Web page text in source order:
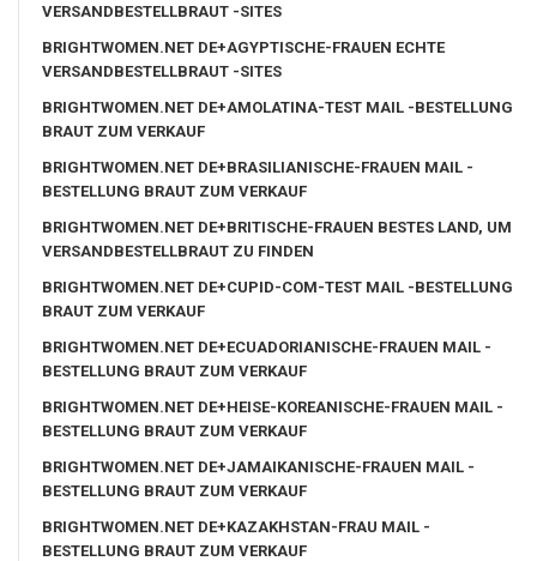
VERSANDBESTELLBRAUT -SITES
BRIGHTWOMEN.NET DE+AGYPTISCHE-FRAUEN ECHTE
VERSANDBESTELLBRAUT -SITES
BRIGHTWOMEN.NET DE+AMOLATINA-TEST MAIL -BESTELLUNG
BRAUT ZUM VERKAUF
BRIGHTWOMEN.NET DE+BRASILIANISCHE-FRAUEN MAIL -
BESTELLUNG BRAUT ZUM VERKAUF
BRIGHTWOMEN.NET DE+BRITISCHE-FRAUEN BESTES LAND, UM
VERSANDBESTELLBRAUT ZU FINDEN
BRIGHTWOMEN.NET DE+CUPID-COM-TEST MAIL -BESTELLUNG
BRAUT ZUM VERKAUF
BRIGHTWOMEN.NET DE+ECUADORIANISCHE-FRAUEN MAIL -
BESTELLUNG BRAUT ZUM VERKAUF
BRIGHTWOMEN.NET DE+HEISE-KOREANISCHE-FRAUEN MAIL -
BESTELLUNG BRAUT ZUM VERKAUF
BRIGHTWOMEN.NET DE+JAMAIKANISCHE-FRAUEN MAIL -
BESTELLUNG BRAUT ZUM VERKAUF
BRIGHTWOMEN.NET DE+KAZAKHSTAN-FRAU MAIL -
BESTELLUNG BRAUT ZUM VERKAUF